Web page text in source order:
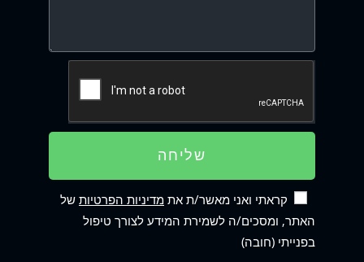
שליחה
קראתי ואני מאשר/ת את מדיניות הפרטיות של
האתר, ומסכים/ה לשמירת המידע לצורך טיפול
בפנייתי (חובה)